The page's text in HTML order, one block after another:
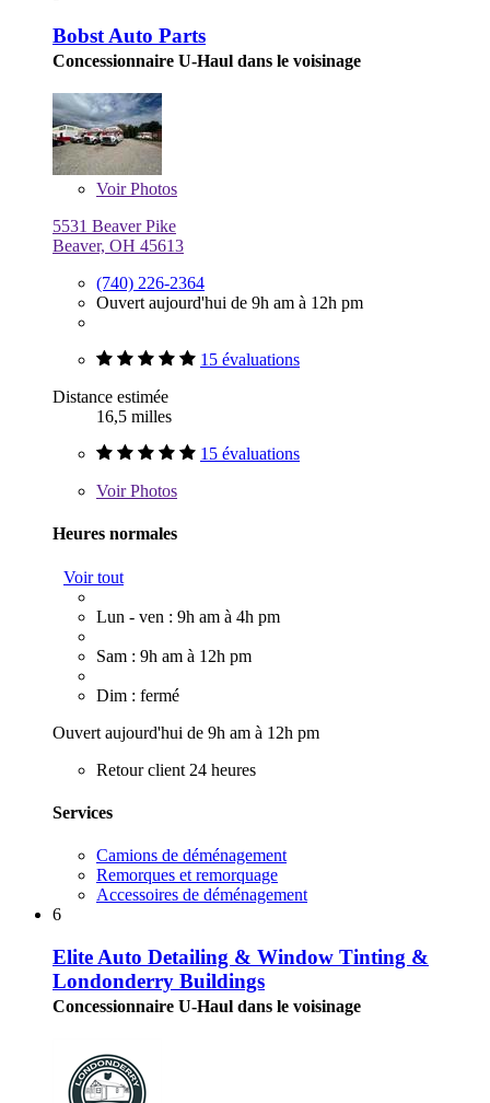
Bobst Auto Parts
Concessionnaire U-Haul dans le voisinage
VoirPhotos
5531 Beaver Pike
Beaver, OH 45613
(740) 226-2364
Ouvert aujourd'hui de 9h am à 12h pm
15 évaluations
Distance estimée
16,5 milles
15 évaluations
VoirPhotos
Heures normales
Voir tout
Lun - ven : 9h am à 4h pm
Sam : 9h am à 12h pm
Dim : fermé
Ouvert aujourd'hui de 9h am à 12h pm
Retour client 24 heures
Services
Camions de déménagement
Remorques et remorquage
Accessoires de déménagement
6
Elite Auto Detailing & Window Tinting &
Londonderry Buildings
Concessionnaire U-Haul dans le voisinage